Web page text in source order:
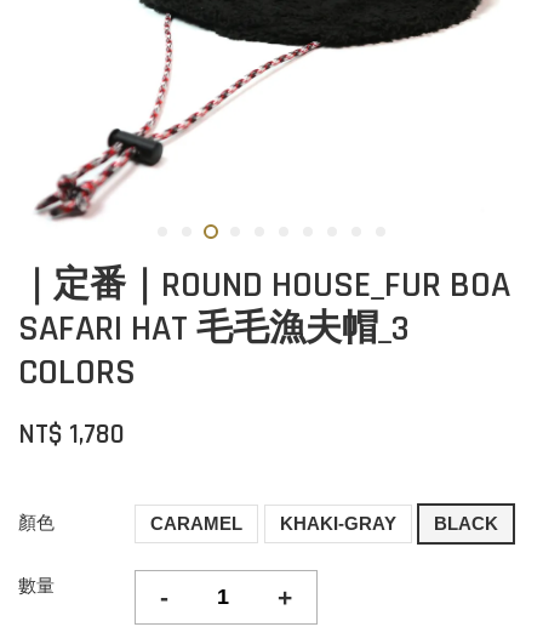
｜定番｜ROUND HOUSE_FUR BOA
SAFARI HAT 毛毛漁夫帽_3
COLORS
NT$ 1,780
顏色 CARAMEL KHAKI-GRAY BLACK
數量 - +